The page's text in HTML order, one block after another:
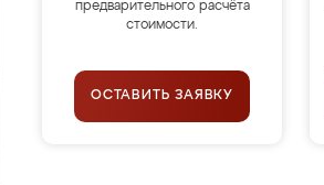
предварительного расчёта
стоимости.
ОСТАВИТЬ ЗАЯВКУ